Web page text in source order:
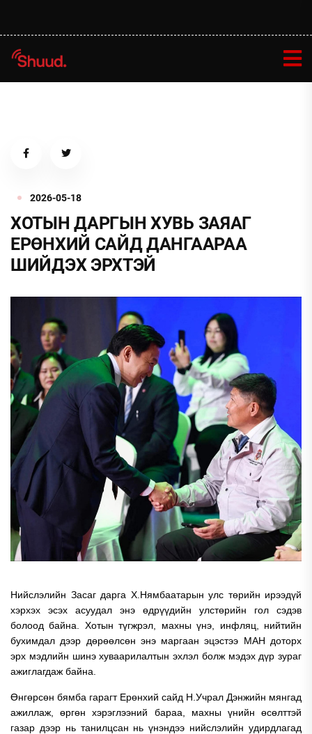
2026-05-18
ХОТЫН ДАРГЫН ХУВЬ ЗАЯАГ
ЕРӨНХИЙ САЙД ДАНГААРАА
ШИЙДЭХ ЭРХТЭЙ
Нийслэлийн Засаг дарга Х.Нямбаатарын улс төрийн ирээдүй
хэрхэх эсэх асуудал энэ өдрүүдийн улстөрийн гол сэдэв
болоод байна. Хотын түгжрэл, махны үнэ, инфляц, нийтийн
бухимдал дээр дөрөөлсөн энэ маргаан эцэстээ МАН доторх
эрх мэдлийн шинэ хуваарилалтын эхлэл болж мэдэх дүр зураг
ажиглагдаж байна.
Өнгөрсөн бямба гарагт Ерөнхий сайд Н.Учрал Дэнжийн мянгад
ажиллаж, өргөн хэрэглээний бараа, махны үнийн өсөлттэй
газар дээр нь танилцсан нь үнэндээ нийслэлийн удирдлагад